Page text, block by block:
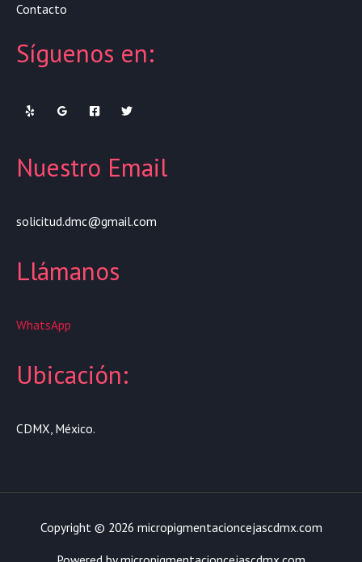
Contacto
Síguenos en:
Nuestro Email
solicitud.dmc@gmail.com
Llámanos
WhatsApp
Ubicación:
CDMX, México.
Copyright © 2026 micropigmentacioncejascdmx.com